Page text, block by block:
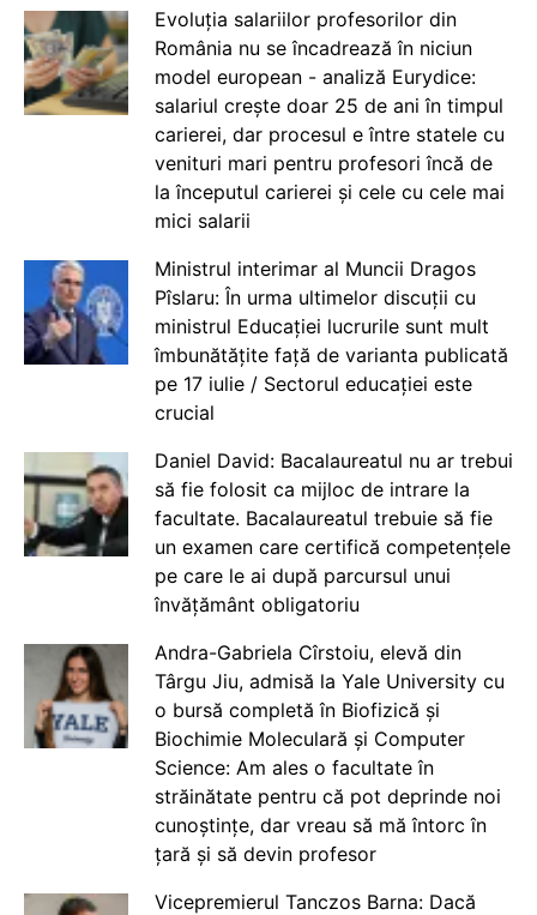
Evoluția salariilor profesorilor din
România nu se încadrează în niciun
model european - analiză Eurydice:
salariul crește doar 25 de ani în timpul
carierei, dar procesul e între statele cu
venituri mari pentru profesori încă de
la începutul carierei și cele cu cele mai
mici salarii
Ministrul interimar al Muncii Dragos
Pîslaru: În urma ultimelor discuții cu
ministrul Educației lucrurile sunt mult
îmbunătățite față de varianta publicată
pe 17 iulie / Sectorul educației este
crucial
Daniel David: Bacalaureatul nu ar trebui
să fie folosit ca mijloc de intrare la
facultate. Bacalaureatul trebuie să fie
un examen care certifică competențele
pe care le ai după parcursul unui
învățământ obligatoriu
Andra-Gabriela Cîrstoiu, elevă din
Târgu Jiu, admisă la Yale University cu
o bursă completă în Biofizică și
Biochimie Moleculară și Computer
Science: Am ales o facultate în
străinătate pentru că pot deprinde noi
cunoștințe, dar vreau să mă întorc în
țară și să devin profesor
Vicepremierul Tanczos Barna: Dacă